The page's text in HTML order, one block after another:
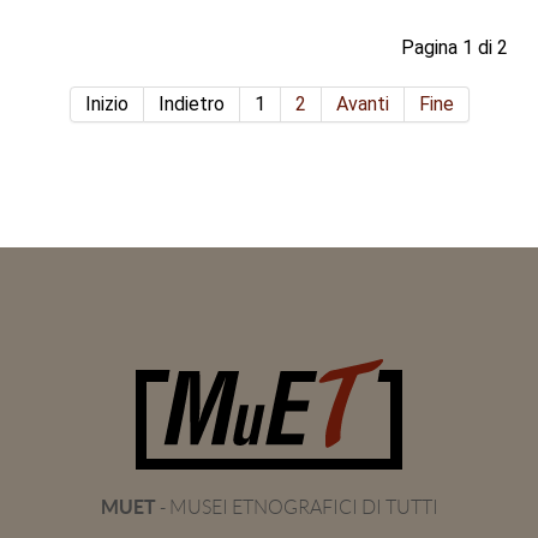
Pagina 1 di 2
Inizio Indietro 1 2 Avanti Fine
MUET - MUSEI ETNOGRAFICI DI TUTTI